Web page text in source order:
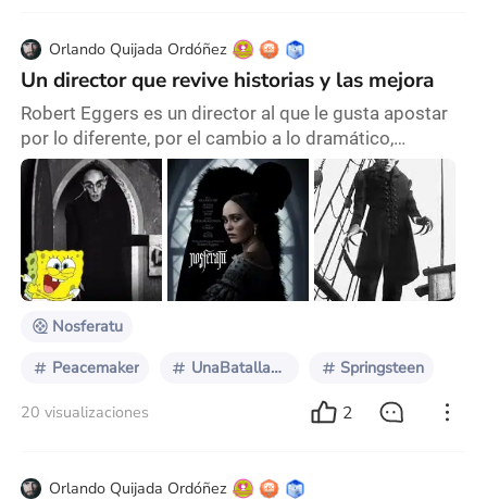
Orlando Quijada Ordóñez
Un director que revive historias y las mejora
Robert Eggers es un director al que le gusta apostar
por lo diferente, por el cambio a lo dramático,
perturbador, poco visto, y le dio las gracias a Bob
Esponja por mostrar a Nosferatu a la nueva
generación. La verdad, lo conocí por primera vez en
ese episodio; yo me preguntaba qué hace esa imagen
con cara de rata en Bob Esponja. Era un episodio de
terror infantil, pero no me gustaba mucho ese ser
Nosferatu
Peacemaker UnaBatallaTrasOtra Springsteen
20 visualizaciones 2
Orlando Quijada Ordóñez